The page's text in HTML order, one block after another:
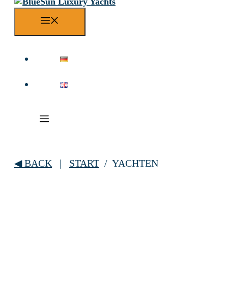
◀BACK | START / YACHTEN